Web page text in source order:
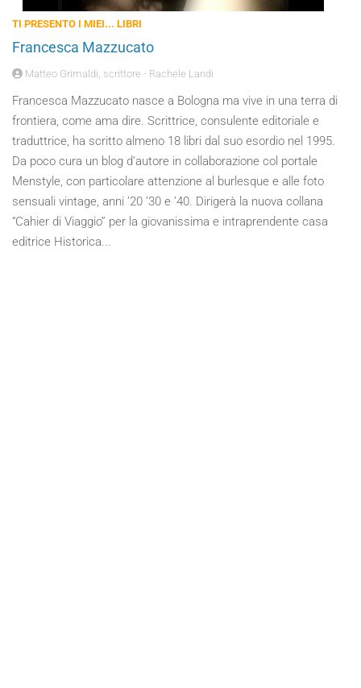
TI PRESENTO I MIEI... LIBRI
Francesca Mazzucato
Matteo Grimaldi, scrittore - Rachele Landi
Francesca Mazzucato nasce a Bologna ma vive in una terra di
frontiera, come ama dire. Scrittrice, consulente editoriale e
traduttrice, ha scritto almeno 18 libri dal suo esordio nel 1995.
Da poco cura un blog d’autore in collaborazione col portale
Menstyle, con particolare attenzione al burlesque e alle foto
sensuali vintage, anni ’20 ’30 e ’40. Dirigerà la nuova collana
“Cahier di Viaggio” per la giovanissima e intraprendente casa
editrice Historica...